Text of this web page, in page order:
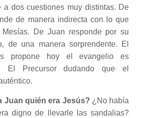
a dos cuestiones muy distintas. De
de manera indirecta con lo que
De Juan responde por su
de una manera sorprendente. El
propone hoy el evangelio es
El Precursor dudando que el
quién era Jesús? ¿No había
digno de llevarle las sandalias?